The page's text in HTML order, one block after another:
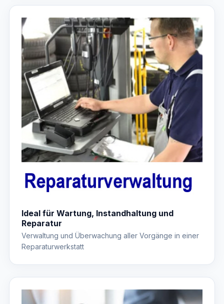
Ideal für Wartung, Instandhaltung und
Reparatur
Verwaltung und Überwachung aller Vorgänge in einer
Reparaturwerkstatt